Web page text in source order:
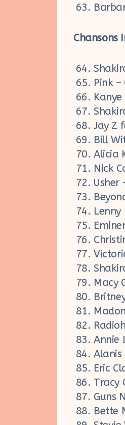
Chansons
Pink –
Jay Z
Bill
Alicia
Nick
Usher
Lenny
Macy
Annie
Alanis
Eric
Tracy
Guns
Bette